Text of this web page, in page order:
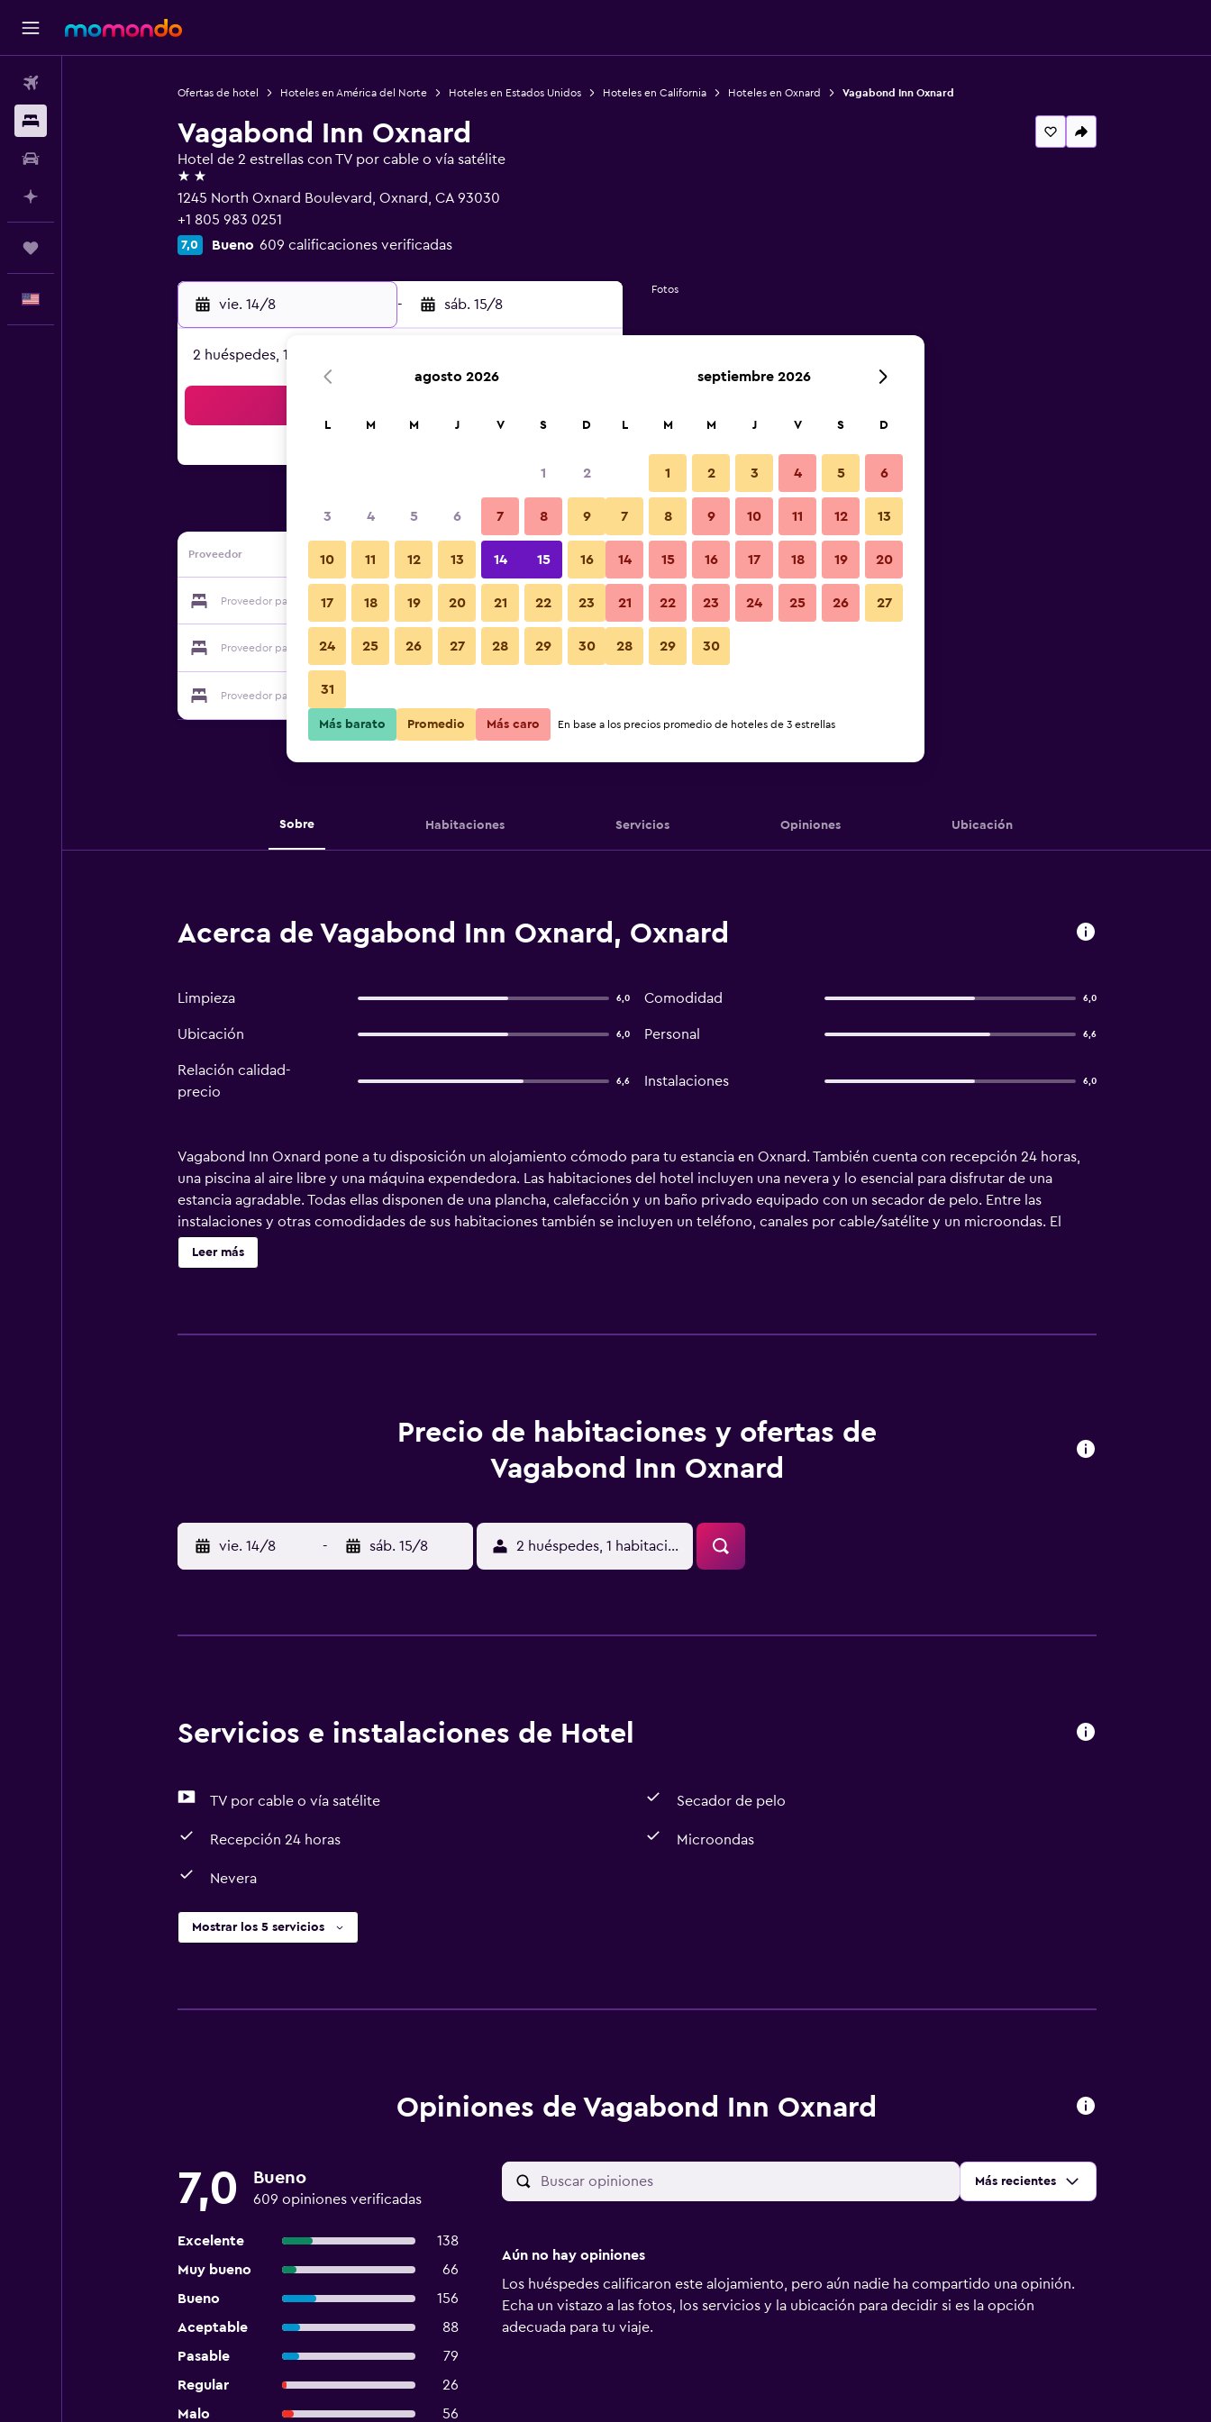
Ofertas de hotel Hoteles en América del Norte Hoteles en Estados Unidos Hoteles en California Hoteles en Oxnard Vagabond Inn Oxnard
Vagabond Inn Oxnard
Hotel de 2 estrellas con TV por cable o vía satélite
2 estrellas
1245 North Oxnard Boulevard, Oxnard, CA 93030
+1 805 983 0251
7,0 Bueno 609 calificaciones verificadas
vie. 14/8 - sáb. 15/8
2 huéspedes, 1 habitación
Proveedor
Proveedor para Vagabond Inn Oxnard Ver precios
Proveedor para Vagabond Inn Oxnard Ver precios
Proveedor para Vagabond Inn Oxnard
Fotos
Sobre Habitaciones Servicios Opiniones Ubicación
Acerca de Vagabond Inn Oxnard, Oxnard
Limpieza 6,0 Comodidad 6,0
Ubicación 6,0 Personal 6,6
Relación calidad-
precio
6,6 Instalaciones 6,0
Vagabond Inn Oxnard pone a tu disposición un alojamiento cómodo para tu estancia en Oxnard. También cuenta con recepción 24 horas,
una piscina al aire libre y una máquina expendedora. Las habitaciones del hotel incluyen una nevera y lo esencial para disfrutar de una
estancia agradable. Todas ellas disponen de una plancha, calefacción y un baño privado equipado con un secador de pelo. Entre las
instalaciones y otras comodidades de sus habitaciones también se incluyen un teléfono, canales por cable/satélite y un microondas. El
establecimiento ofrece una base estupenda para descubrir lugares de interés cercanos, como Camarillo Ranch House y 1-800-Got-Junk,
además de para disfrutar de todo lo que ofrece la zona.
Leer más
Precio de habitaciones y ofertas de
Vagabond Inn Oxnard
vie. 14/8 - sáb. 15/8 2 huéspedes, 1 habitación
Servicios e instalaciones de Hotel
TV por cable o vía satélite Secador de pelo
Recepción 24 horas Microondas
Nevera
Mostrar los 5 servicios
Opiniones de Vagabond Inn Oxnard
7,0 Bueno
609 opiniones verificadas
Excelente
138
Muy bueno
66
Bueno
156
Aceptable
88
Pasable
79
Regular
26
Malo
56
Ordenar por:
Más recientes
Aún no hay opiniones
Los huéspedes calificaron este alojamiento, pero aún nadie ha compartido una opinión.
Echa un vistazo a las fotos, los servicios y la ubicación para decidir si es la opción
adecuada para tu viaje.
agosto 2026
L M M J V S D
1 2
3 4 5 6 7 8 9
10 11 12 13 14 15 16
17 18 19 20 21 22 23
24 25 26 27 28 29 30
31
septiembre 2026
L M M J V S D
1 2 3 4 5 6
7 8 9 10 11 12 13
14 15 16 17 18 19 20
21 22 23 24 25 26 27
28 29 30
Más barato Promedio Más caro En base a los precios promedio de hoteles de 3 estrellas